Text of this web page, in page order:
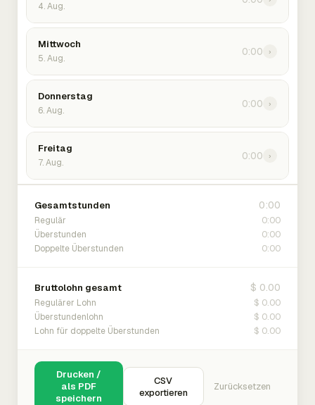
4. Aug.
Mittwoch
5. Aug.
0:00 ›
Donnerstag
6. Aug.
0:00 ›
Freitag
7. Aug.
0:00 ›
Gesamtstunden 0:00
Regulär 0:00
Überstunden 0:00
Doppelte Überstunden 0:00
Bruttolohn gesamt $ 0.00
Regulärer Lohn $ 0.00
Überstundenlohn $ 0.00
Lohn für doppelte Überstunden $ 0.00
Drucken /
als PDF
speichern
CSV
exportieren
Zurücksetzen